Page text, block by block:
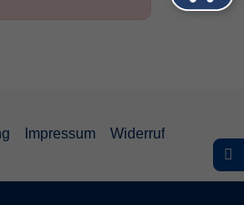
Impressum Widerruf